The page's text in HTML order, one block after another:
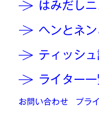
はみだし
ヘンとネ
ティッシ
ライター一
お問い合わせ プラ